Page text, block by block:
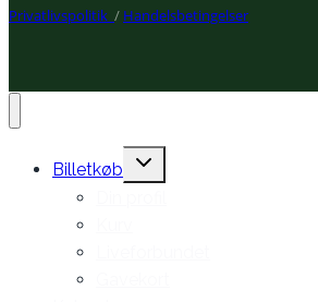
Privatlivspolitik / Handelsbetingelser
Billetkøb
Expand
child